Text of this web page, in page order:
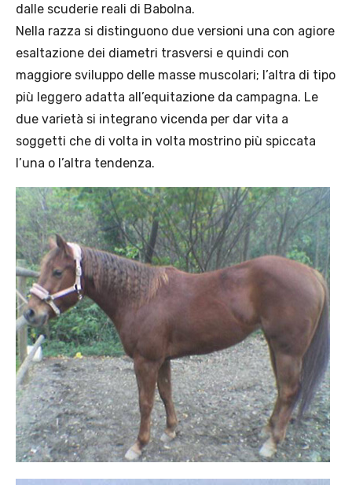
dalle scuderie reali di Babolna.
Nella razza si distinguono due versioni una con agiore
esaltazione dei diametri trasversi e quindi con
maggiore sviluppo delle masse muscolari; l’altra di tipo
più leggero adatta all’equitazione da campagna. Le
due varietà si integrano vicenda per dar vita a
soggetti che di volta in volta mostrino più spiccata
l’una o l’altra tendenza.